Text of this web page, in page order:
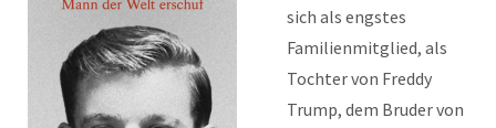
sich als engstes
Familienmitglied, als
Tochter von Freddy
Trump, dem Bruder von